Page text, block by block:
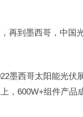
再到墨西哥，中国
墨西哥太阳能光伏
，600W+组件产品